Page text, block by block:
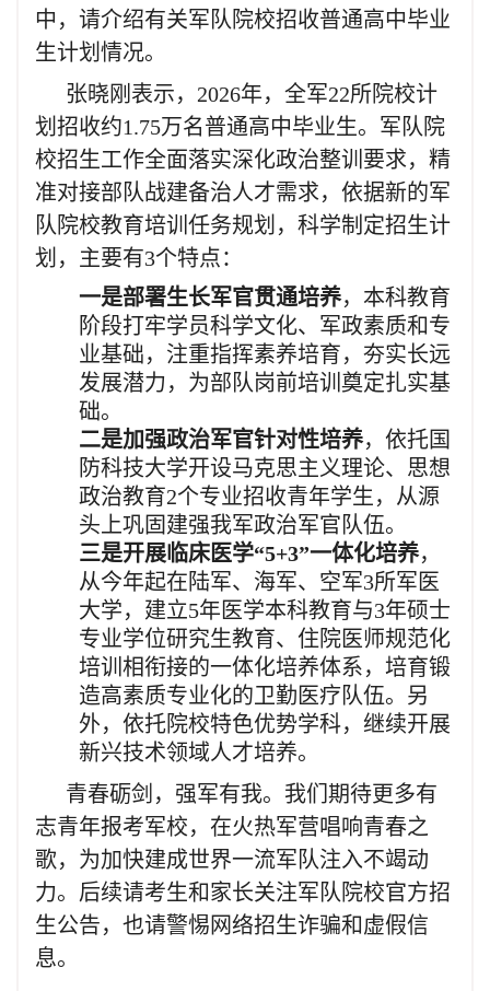
中，请介绍有关军队院校招收普通高中毕业
生计划情况。
张晓刚表示，2026年，全军22所院校计
划招收约1.75万名普通高中毕业生。军队院
校招生工作全面落实深化政治整训要求，精
准对接部队战建备治人才需求，依据新的军
队院校教育培训任务规划，科学制定招生计
划，主要有3个特点：
一是部署生长军官贯通培养，本科教育
阶段打牢学员科学文化、军政素质和专
业基础，注重指挥素养培育，夯实长远
发展潜力，为部队岗前培训奠定扎实基
础。
二是加强政治军官针对性培养，依托国
防科技大学开设马克思主义理论、思想
政治教育2个专业招收青年学生，从源
头上巩固建强我军政治军官队伍。
三是开展临床医学“5+3”一体化培养，
从今年起在陆军、海军、空军3所军医
大学，建立5年医学本科教育与3年硕士
专业学位研究生教育、住院医师规范化
培训相衔接的一体化培养体系，培育锻
造高素质专业化的卫勤医疗队伍。另
外，依托院校特色优势学科，继续开展
新兴技术领域人才培养。
青春砺剑，强军有我。我们期待更多有
志青年报考军校，在火热军营唱响青春之
歌，为加快建成世界一流军队注入不竭动
力。后续请考生和家长关注军队院校官方招
生公告，也请警惕网络招生诈骗和虚假信
息。